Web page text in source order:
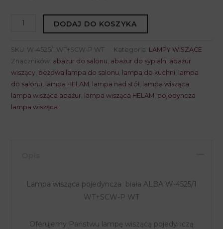
ilość
wisząca
pojedyncza
ALBA
biała
XL
DODAJ DO KOSZYKA
SKU: W-4525/1 WT+SCW-P WT Kategoria: LAMPY WISZĄCE
Znaczników: abażur do salonu abażur do sypialn abażur
wiszący, beżowa lampa do salonu lampa do kuchni
lampa
do salonu
lampa HELAM lampa nad stół, lampa wisząca
lampa wisząca abażur, lampa wisząca HELAM pojedyncza
lampa wisząca
Lampa wisząca pojedyncza biała ALBA W-4525/1
WT+SCW-P WT
Oferujemy Państwu lampę wiszącą pojedynczą